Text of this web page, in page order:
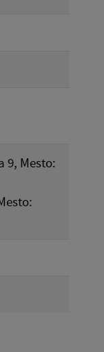
9, Mesto: